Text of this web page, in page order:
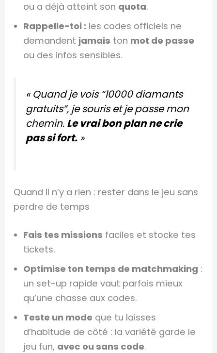
ou a déjà atteint son quota.
Rappelle-toi : les codes officiels ne
demandent jamais ton mot de passe
ou des infos sensibles.
« Quand je vois “10000 diamants
gratuits”, je souris et je passe mon
chemin. Le vrai bon plan ne crie
pas si fort. »
Quand il n’y a rien : rester dans le jeu sans
perdre de temps
Fais tes missions faciles et stocke tes
tickets.
Optimise ton temps de matchmaking :
un set-up rapide vaut parfois mieux
qu’une chasse aux codes.
Teste un mode que tu laisses
d’habitude de côté : la variété garde le
jeu fun, avec ou sans code.